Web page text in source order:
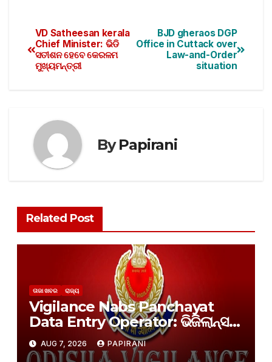
BJD gheraos DGP
Office in Cuttack over
Law-and-Order
situation
VD Satheesan kerala
Chief Minister: ଭିଡି
ସତୀଶନ ହେବେ କେରଳମ
ମୁଖ୍ୟମନ୍ତ୍ରୀ
ByPapirani
Related Post
ତାଜା ଖବର ରାଜ୍ୟ
Vigilance Nabs Panchayat
Data Entry Operator: ଭିଜିଲାନ୍ସ
ଜାଲରେ ଆକାଉଣ୍ଟାଣ୍ଟ କମ୍ ଡାଟା
ଏଣ୍ଟ୍ରି ଅପରେଟର
AUG 7, 2026 PAPIRANI